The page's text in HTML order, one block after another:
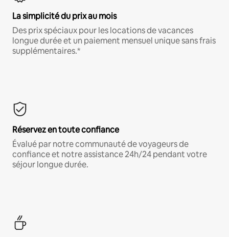
La simplicité du prix au mois
Des prix spéciaux pour les locations de vacances
longue durée et un paiement mensuel unique sans frais
supplémentaires.*
Réservez en toute confiance
Évalué par notre communauté de voyageurs de
confiance et notre assistance 24h/24 pendant votre
séjour longue durée.